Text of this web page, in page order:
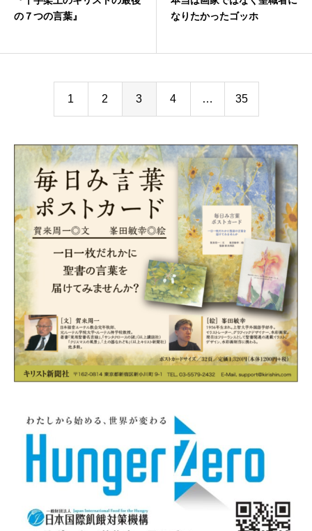
の７つの言葉』
なりたかったゴッホ
1 2 3 4 … 35